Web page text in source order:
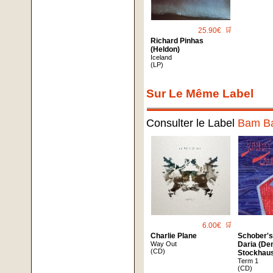
25.90€ 🛒
Richard Pinhas
(Heldon)
Iceland
(LP)
Sur Le Même Label
Consulter le Label Bam
6.00€ 🛒
Charlie Plane
Way Out
(CD)
Daria
Term 1
(CD)